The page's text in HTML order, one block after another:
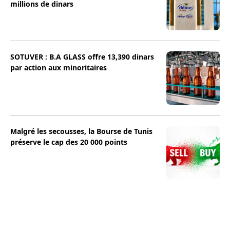
millions de dinars
SOTUVER : B.A GLASS offre 13,390 dinars
par action aux minoritaires
Malgré les secousses, la Bourse de Tunis
préserve le cap des 20 000 points